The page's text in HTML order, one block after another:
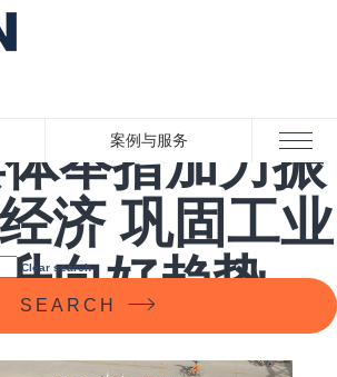
案例与服务
Close menu
Clear search
SEARCH
举措加力振
济 巩固工业
向好趋势